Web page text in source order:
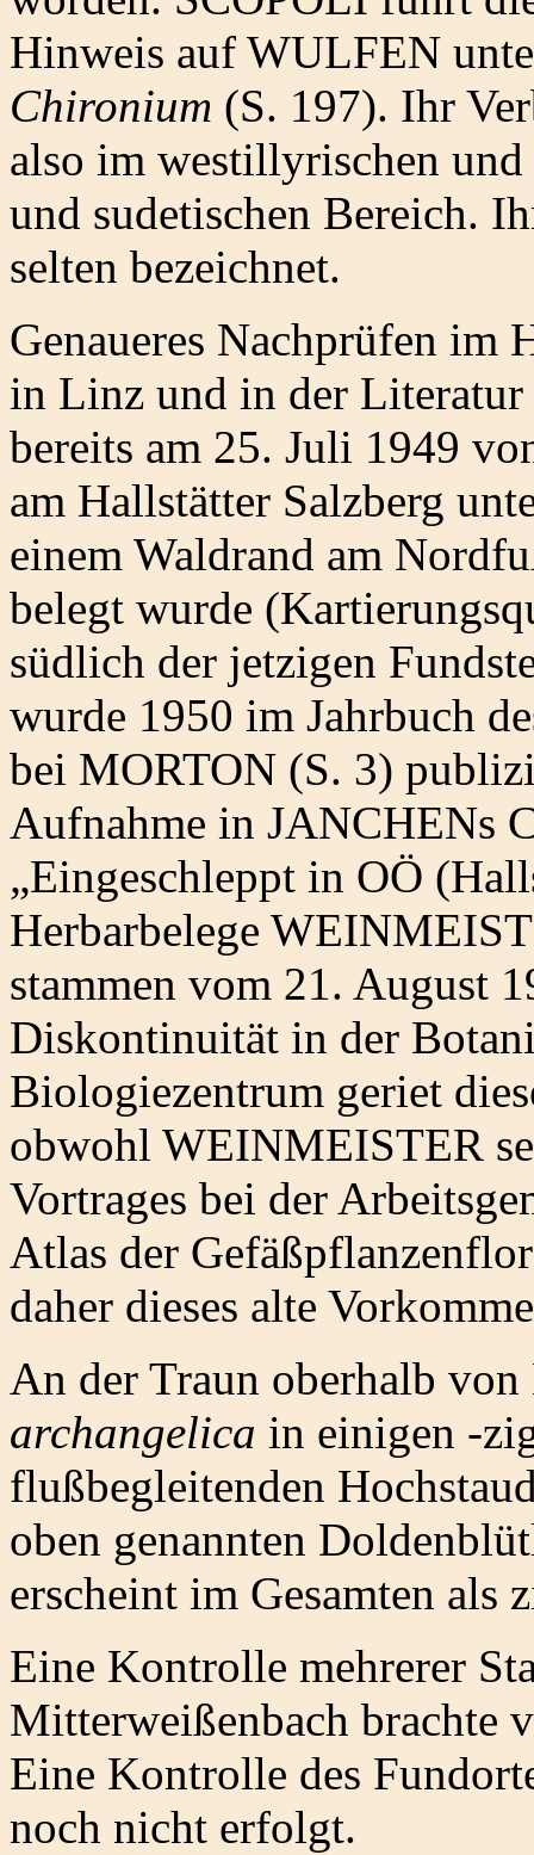
Hinweis auf WULFEN
Chironium (S. 197). Ihr
also im westillyrischen
und sudetischen Bereich.
selten bezeichnet.
Genaueres Nachprüfen im
in Linz und in der Literatur
bereits am 25. Juli 1949
am Hallstätter Salzberg
einem Waldrand am
belegt wurde
südlich der jetzigen
wurde 1950 im Jahrbuch
bei MORTON (S. 3)
Aufnahme in JANCHENs
„Eingeschleppt in OÖ
Herbarbelege
stammen vom 21. August
Diskontinuität in der
Biologiezentrum geriet
obwohl WEINMEISTER
Vortrages bei der
Atlas der
daher dieses alte
An der Traun oberhalb
archangelica in einigen -
flußbegleitenden
oben genannten
erscheint im Gesamten als
Eine Kontrolle mehrerer
Mitterweißenbach brachte
Eine Kontrolle des
noch nicht erfolgt.